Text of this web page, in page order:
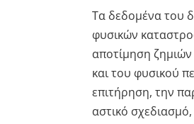
Τα δεδομένα του
φυσικών
αποτίμηση
και του φυσικού
επιτήρηση, την
αστικό